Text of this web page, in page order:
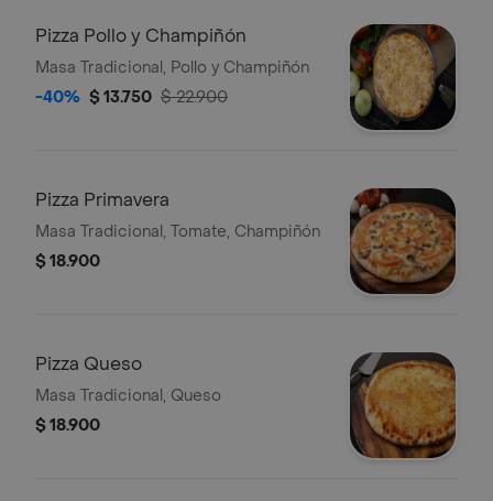
Pizza Pollo y Champiñón
Masa Tradicional, Pollo y Champiñón
-40% $ 13.750 $ 22.900
Pizza Primavera
Masa Tradicional, Tomate, Champiñón
$ 18.900
Pizza Queso
Masa Tradicional, Queso
$ 18.900